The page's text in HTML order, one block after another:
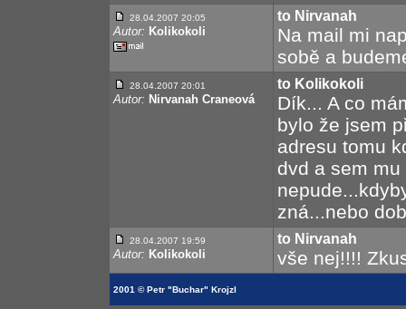
28.04.2007 20:05
Autor: Kolikokoli
to Nirvanah
Na mail mi
sobě a
28.04.2007 20:01
Autor: Nirvanah Craneová
to Kolikokoli
Dík... A co
bylo že jsem
adresu tomu
dvd a sem
zná...nebo
28.04.2007 19:59
Autor: Kolikokoli
to Nirvanah
vše nej!!!!
2001 © Petr "Buchar" Krojzl